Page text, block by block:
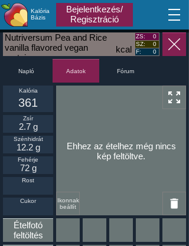
Kalória
Bázis
Bejelentkezés/
Regisztráció
MA
kcal
Nutriversum Pea and Rice
vanilla flavored vegan
protein
ZS:
0
SZ:
0
F:
0
Napló Adatok Fórum
Ehhez az ételhez még nincs
kép feltöltve.
Ikonnak
beállít
Kalória
361
Zsír
2.7 g
Szénhidrát
12.2 g
Fehérje
72 g
Rost
Cukor
Ételfotó
feltöltés